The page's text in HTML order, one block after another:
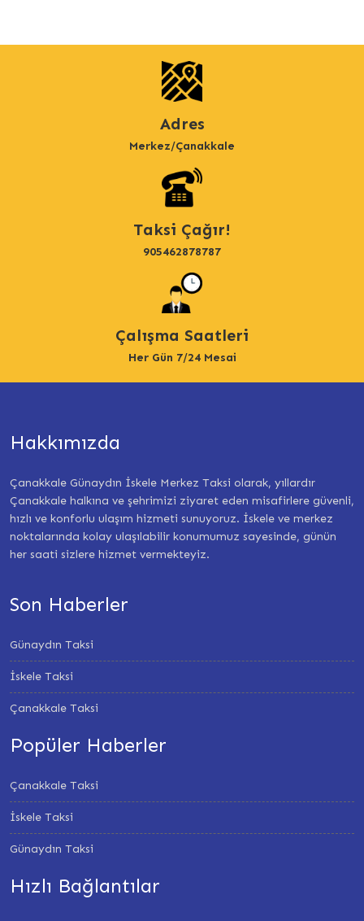
Adres
Merkez/Çanakkale
Taksi Çağır!
905462878787
Çalışma Saatleri
Her Gün 7/24 Mesai
Hakkımızda
Çanakkale Günaydın İskele Merkez Taksi olarak, yıllardır
Çanakkale halkına ve şehrimizi ziyaret eden misafirlere güvenli,
hızlı ve konforlu ulaşım hizmeti sunuyoruz. İskele ve merkez
noktalarında kolay ulaşılabilir konumumuz sayesinde, günün
her saati sizlere hizmet vermekteyiz.
Son Haberler
Günaydın Taksi
İskele Taksi
Çanakkale Taksi
Popüler Haberler
Çanakkale Taksi
İskele Taksi
Günaydın Taksi
Hızlı Bağlantılar